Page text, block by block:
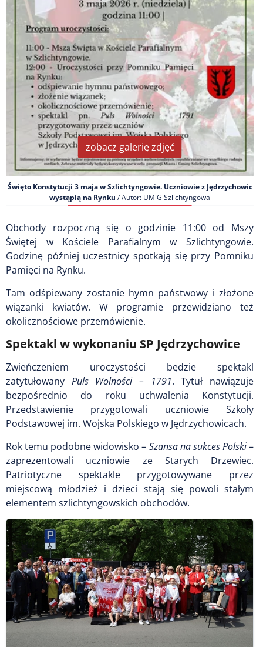
zobacz galerię zdjęć
Święto Konstytucji 3 maja w Szlichtyngowie. Uczniowie z Jędrzychowic
wystąpią na Rynku / Autor: UMiG Szlichtyngowa
Obchody rozpoczną się o godzinie 11:00 od Mszy
Świętej w Kościele Parafialnym w Szlichtyngowie.
Godzinę później uczestnicy spotkają się przy Pomniku
Pamięci na Rynku.
Tam odśpiewany zostanie hymn państwowy i złożone
wiązanki kwiatów. W programie przewidziano też
okolicznościowe przemówienie.
Spektakl w wykonaniu SP Jędrzychowice
Zwieńczeniem uroczystości będzie spektakl
zatytułowany Puls Wolności – 1791. Tytuł nawiązuje
bezpośrednio do roku uchwalenia Konstytucji.
Przedstawienie przygotowali uczniowie Szkoły
Podstawowej im. Wojska Polskiego w Jędrzychowicach.
Rok temu podobne widowisko – Szansa na sukces Polski–
zaprezentowali uczniowie ze Starych Drzewiec.
Patriotyczne spektakle przygotowywane przez
miejscową młodzież i dzieci stają się powoli stałym
elementem szlichtyngowskich obchodów.